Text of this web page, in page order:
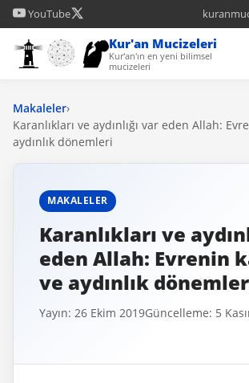
YouTube
Kur'an Mucizeleri
Kur'an'ın en yeni bilimsel
mucizeleri
Makaleler›
Karanlıkları ve aydınlığı var eden Allah:
aydınlık dönemleri
MAKALELER
Karanlıkları ve
eden Allah: Evrenin
ve aydınlık
Yayın: 26 Ekim 2019Güncelleme: 5